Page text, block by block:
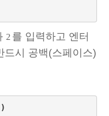
2 를 입력하고 엔터
드시 공백(스페이스)